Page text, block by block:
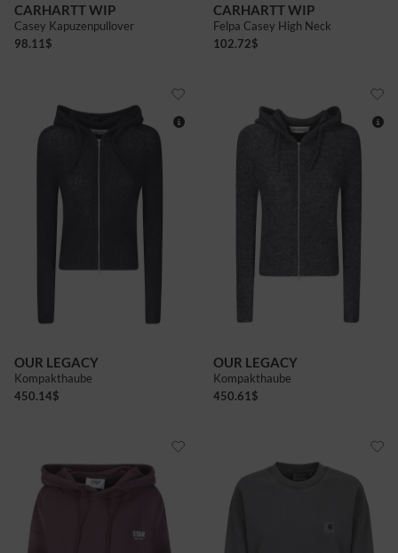
CARHARTT WIP
Casey Kapuzenpullover
98.11 $
CARHARTT WIP
Felpa Casey High Neck
102.72$
OUR LEGACY
Kompakthaube
450.14$
OUR LEGACY
Kompakthaube
450.61 $